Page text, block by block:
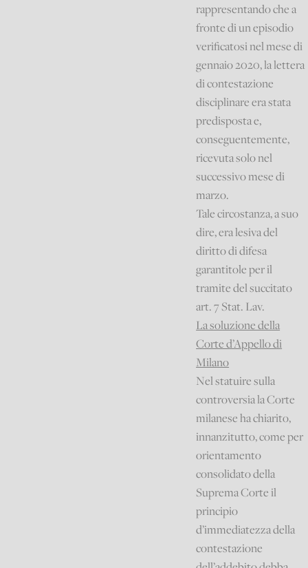
rappresentando che a
fronte di un episodio
verificatosi nel mese di
gennaio 2020, la lettera
di contestazione
disciplinare era stata
predisposta e,
conseguentemente,
ricevuta solo nel
successivo mese di
marzo.
Tale circostanza, a suo
dire, era lesiva del
diritto di difesa
garantitole per il
tramite del succitato
art. 7 Stat. Lav.
La soluzione della
Corte d’Appello di
Milano
Nel statuire sulla
controversia la Corte
milanese ha chiarito,
innanzitutto, come per
orientamento
consolidato della
Suprema Corte il
principio
d’immediatezza della
contestazione